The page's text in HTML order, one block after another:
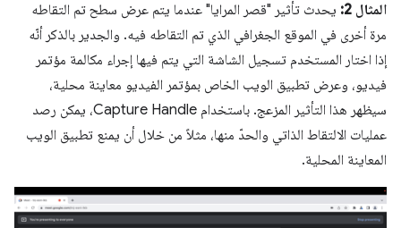
المثال 2:
يحدث تأثير "قصر المرايا" عندما يتم عرض سطح تم التقاطه
مرة أخرى في الموقع الجغرافي الذي تم التقاطه فيه. والجدير بالذكر أنّه
إذا اختار المستخدم تسجيل الشاشة التي يتم فيها إجراء مكالمة مؤتمر
فيديو، وعرض تطبيق الويب الخاص بمؤتمر الفيديو معاينة محلية،
سيظهر هذا التأثير المزعج. باستخدام Capture Handle، يمكن رصد
عمليات الالتقاط الذاتي والحدّ منها، مثلاً من خلال أن يمنع تطبيق الويب
المعاينة المحلية.